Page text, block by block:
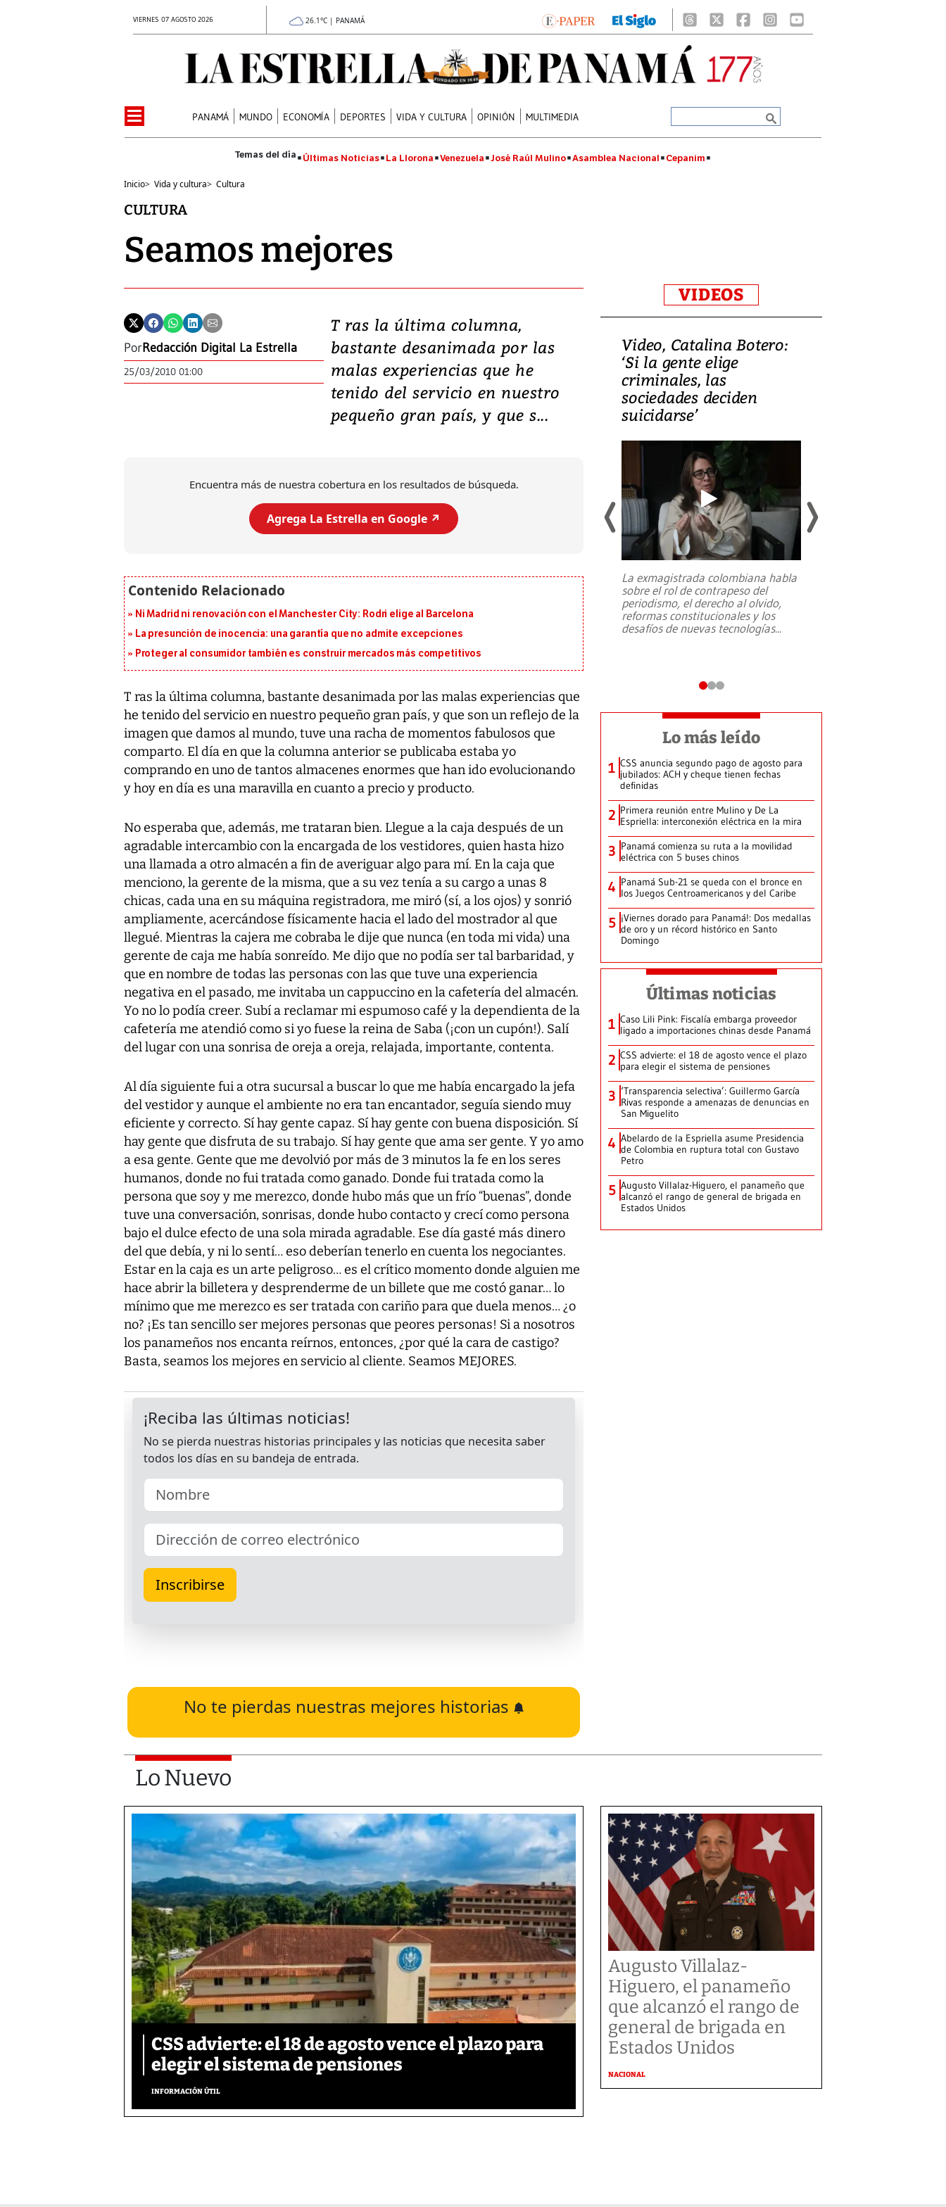
VIERNES 07 AGOSTO 2026 26.1°C | PANAMÁ
PANAMÁ MUNDO ECONOMÍA DEPORTES VIDA Y CULTURA OPINIÓN MULTIMEDIA
Últimas Noticias La Llorona Venezuela José Raúl Mulino Asamblea Nacional Cepanim
Inicio> Vida y cultura> Cultura
CULTURA
Seamos mejores
PorRedacción Digital La Estrella
25/03/2010 01:00
T ras la última columna,
bastante desanimada por las
malas experiencias que he
tenido del servicio en nuestro
pequeño gran país, y que s...
Encuentra más de nuestra cobertura en los resultados de búsqueda.
Agrega La Estrella en Google ↗️
Ni Madrid ni renovación con el Manchester City: Rodri elige al Barcelona
La presunción de inocencia: una garantía que no admite excepciones
Proteger al consumidor también es construir mercados más competitivos
T ras la última columna, bastante desanimada por las malas experiencias que
he tenido del servicio en nuestro pequeño gran país, y que son un reflejo de la
imagen que damos al mundo, tuve una racha de momentos fabulosos que
comparto. El día en que la columna anterior se publicaba estaba yo
comprando en uno de tantos almacenes enormes que han ido evolucionando
y hoy en día es una maravilla en cuanto a precio y producto.
No esperaba que, además, me trataran bien. Llegue a la caja después de un
agradable intercambio con la encargada de los vestidores, quien hasta hizo
una llamada a otro almacén a fin de averiguar algo para mí. En la caja que
menciono, la gerente de la misma, que a su vez tenía a su cargo a unas 8
chicas, cada una en su máquina registradora, me miró (sí, a los ojos) y sonrió
ampliamente, acercándose físicamente hacia el lado del mostrador al que
llegué. Mientras la cajera me cobraba le dije que nunca (en toda mi vida) una
gerente de caja me había sonreído. Me dijo que no podía ser tal barbaridad, y
que en nombre de todas las personas con las que tuve una experiencia
negativa en el pasado, me invitaba un cappuccino en la cafetería del almacén.
Yo no lo podía creer. Subí a reclamar mi espumoso café y la dependienta de la
cafetería me atendió como si yo fuese la reina de Saba (¡con un cupón!). Salí
del lugar con una sonrisa de oreja a oreja, relajada, importante, contenta.
Al día siguiente fui a otra sucursal a buscar lo que me había encargado la jefa
del vestidor y aunque el ambiente no era tan encantador, seguía siendo muy
eficiente y correcto. Sí hay gente capaz. Sí hay gente con buena disposición. Sí
hay gente que disfruta de su trabajo. Sí hay gente que ama ser gente. Y yo amo
a esa gente. Gente que me devolvió por más de 3 minutos la fe en los seres
humanos, donde no fui tratada como ganado. Donde fui tratada como la
persona que soy y me merezco, donde hubo más que un frío “buenas”, donde
tuve una conversación, sonrisas, donde hubo contacto y crecí como persona
bajo el dulce efecto de una sola mirada agradable. Ese día gasté más dinero
del que debía, y ni lo sentí… eso deberían tenerlo en cuenta los negociantes.
Estar en la caja es un arte peligroso… es el crítico momento donde alguien me
hace abrir la billetera y desprenderme de un billete que me costó ganar… lo
mínimo que me merezco es ser tratada con cariño para que duela menos… ¿o
no? ¡Es tan sencillo ser mejores personas que peores personas! Si a nosotros
los panameños nos encanta reírnos, entonces, ¿por qué la cara de castigo?
Basta, seamos los mejores en servicio al cliente. Seamos MEJORES.
No te pierdas nuestras mejores historias
VIDEOS
Video, Japón: Terremoto
deja heridos y graves
daños en Kumamoto
al sur de Japón, provocando una
Video, Catalina Botero:
‘Si la gente elige
criminales, las
sociedades deciden
suicidarse’
La exmagistrada colombiana habla
sobre el rol de contrapeso del
periodismo, el derecho al olvido,
reformas constitucionales y los
desafíos de nuevas tecnologías...
Lo más leído
1 CSS anuncia segundo pago de agosto para
jubilados: ACH y cheque tienen fechas
definidas
2 Primera reunión entre Mulino y De La
Espriella: interconexión eléctrica en la mira
3 Panamá comienza su ruta a la movilidad
eléctrica con 5 buses chinos
4 Panamá Sub-21 se queda con el bronce en
los Juegos Centroamericanos y del Caribe
5 ¡Viernes dorado para Panamá!: Dos medallas
de oro y un récord histórico en Santo
Domingo
Últimas noticias
1 Caso Lili Pink: Fiscalía embarga proveedor
ligado a importaciones chinas desde Panamá
2 CSS advierte: el 18 de agosto vence el plazo
para elegir el sistema de pensiones
3 ‘Transparencia selectiva’: Guillermo García
Rivas responde a amenazas de denuncias en
San Miguelito
4 Abelardo de la Espriella asume Presidencia
de Colombia en ruptura total con Gustavo
Petro
5 Augusto Villalaz-Higuero, el panameño que
alcanzó el rango de general de brigada en
Estados Unidos
Lo Nuevo
CSS advierte: el 18 de agosto vence el plazo para
elegir el sistema de pensiones
INFORMACIÓN ÚTIL
Augusto Villalaz-
Higuero, el panameño
que alcanzó el rango de
general de brigada en
Estados Unidos
NACIONAL